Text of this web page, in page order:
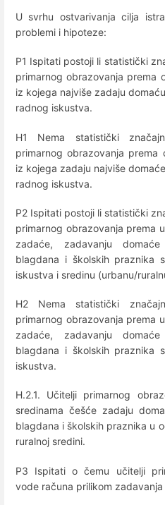
U svrhu ostvarivanja cilja
problemi i hipoteze:
P1 Ispitati postoji li statistički
primarnog obrazovanja prema
iz kojega najviše zadaju
radnog iskustva.
H1 Nema statistički
primarnog obrazovanja prema
iz kojega zadaju najviše
radnog iskustva.
P2 Ispitati postoji li statistički
primarnog obrazovanja prema
zadaće, zadavanju
blagdana i školskih praznika
iskustva i sredinu (urbanu/
H2 Nema statistički
primarnog obrazovanja prema
zadaće, zadavanju
blagdana i školskih praznika
iskustva.
H.2.1. Učitelji primarnog
sredinama češće zadaju
blagdana i školskih praznika u
ruralnoj sredini.
P3 Ispitati o čemu učitelji
vode računa prilikom